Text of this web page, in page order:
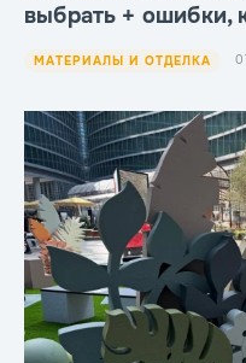
выбрать + ошибки,
МАТЕРИАЛЫ И ОТДЕЛКА